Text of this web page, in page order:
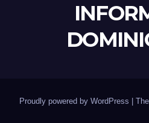
Proudly powered by WordPress